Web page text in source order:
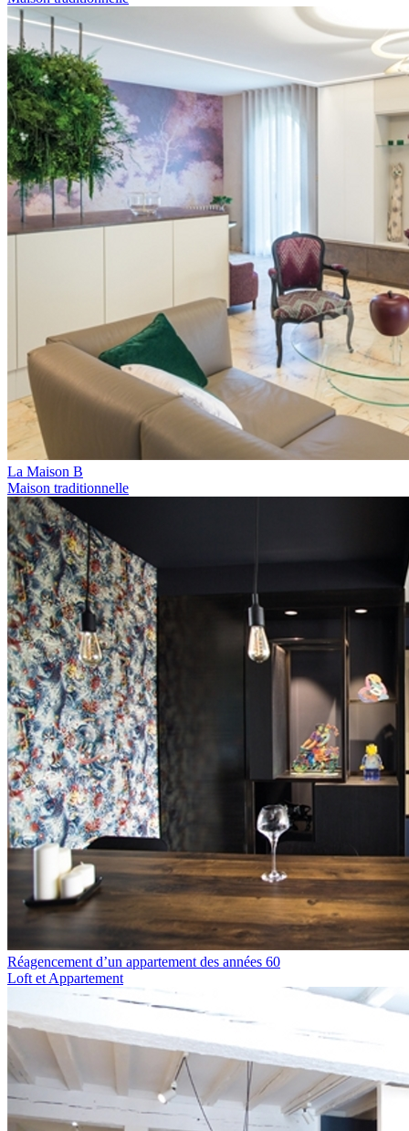
La Maison B
Maison traditionnelle
Réagencement d’un appartement des années 60
Loft et Appartement